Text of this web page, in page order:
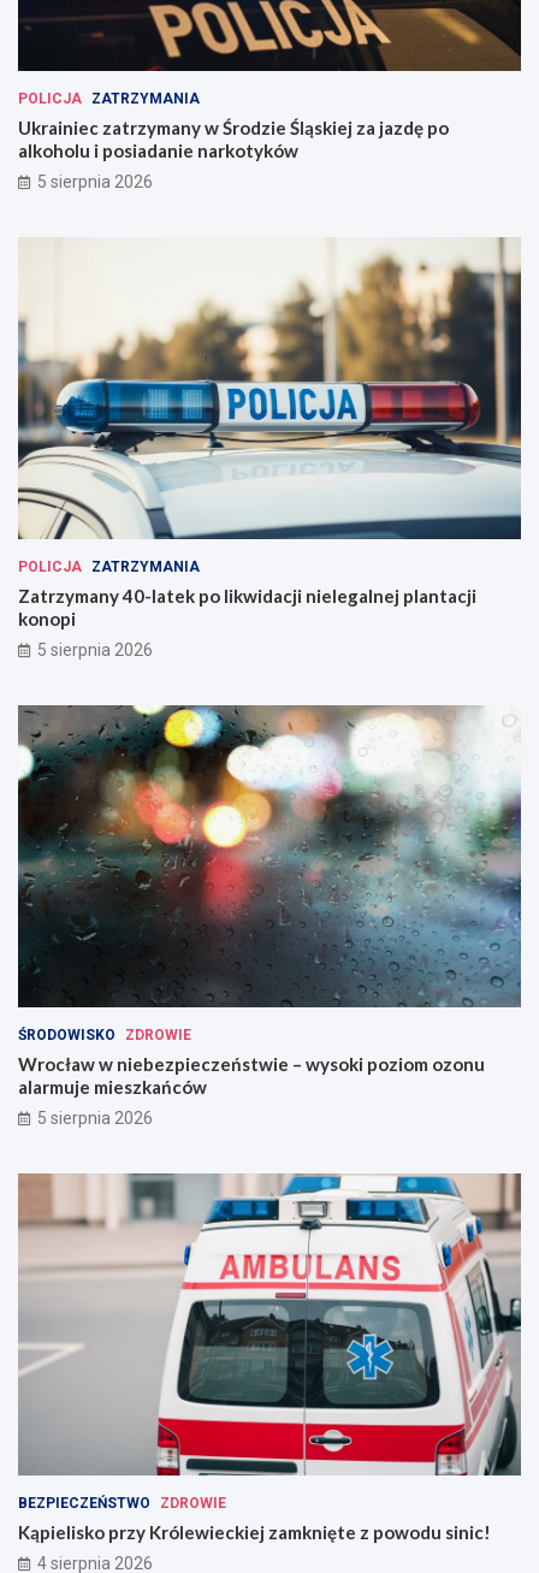
POLICJA ZATRZYMANIA
Ukrainiec zatrzymany w Środzie Śląskiej za jazdę po
alkoholu i posiadanie narkotyków
5 sierpnia 2026
POLICJA ZATRZYMANIA
Zatrzymany 40-latek po likwidacji nielegalnej plantacji
konopi
5 sierpnia 2026
ŚRODOWISKO ZDROWIE
Wrocław w niebezpieczeństwie – wysoki poziom ozonu
alarmuje mieszkańców
5 sierpnia 2026
BEZPIECZEŃSTWO ZDROWIE
Kąpielisko przy Królewieckiej zamknięte z powodu sinic!
4 sierpnia 2026